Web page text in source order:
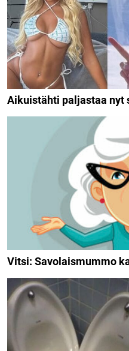
Aikuistähti paljastaa nyt
Vitsi: Savolaismummo